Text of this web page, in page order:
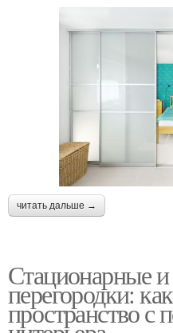
читать дальше →
Стационарные
перегородки:
пространство с